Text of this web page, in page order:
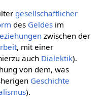
gesellschaftlicher
des Geldes im
zwischen der
, mit einer
auch Dialektik).
von dem, was
Geschichte
).